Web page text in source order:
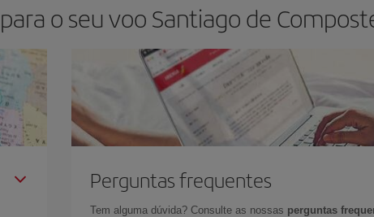
o seu voo Santiago de
Perguntas frequentes
Tem alguma dúvida? Consulte as nossas perguntas